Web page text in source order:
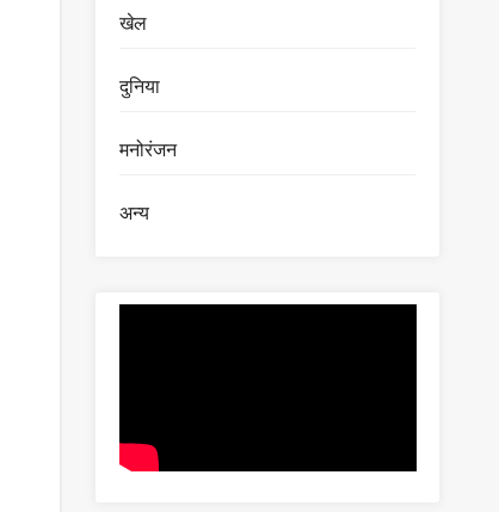
खेल
दुनिया
मनोरंजन
अन्य